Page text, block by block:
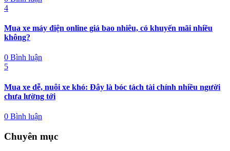
4
Mua xe máy điện online giá bao nhiêu, có khuyến mãi nhiều
không?
0 Bình luận
5
Mua xe dễ, nuôi xe khó: Đây là bóc tách tài chính nhiều người
chưa lường tới
0 Bình luận
Chuyên mục